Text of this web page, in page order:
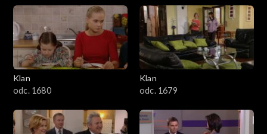
1101–1200
1001–1100
901–1000
801–900
Klan
odc. 1680
Klan
odc. 1679